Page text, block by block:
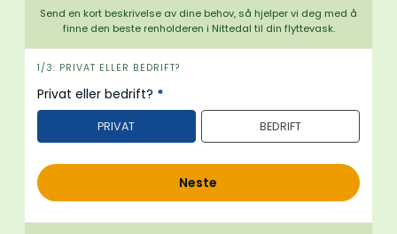
Send en kort beskrivelse av dine behov, så hjelper vi deg med å
finne den beste renholderen i Nittedal til din flyttevask.
i
n
n
o
d
1/3: PRIVAT ELLER BEDRIFT?
Privat eller bedrift? *
PRIVAT BEDRIFT
Neste